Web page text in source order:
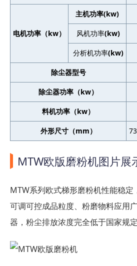
电机功率（kw）
主机功率(kw)
风机功率(kw)
分析机功率(kw)
除尘器型号
除尘器功率（kw）
料机功率（kw）
外形尺寸（mm）
MTW欧版磨粉机图片展
MTW系列欧式梯形磨粉机性能稳定
可调可控成品粒度、粉磨物料应用
器，粉尘排放浓度完全低于国家规定